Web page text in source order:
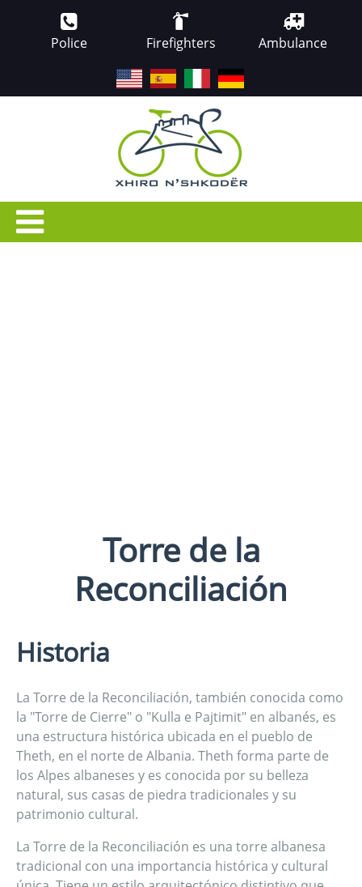
Police Firefighters Ambulance
Torre de la
Reconciliación
Historia
La Torre de la Reconciliación, también conocida como
la "Torre de Cierre" o "Kulla e Pajtimit" en albanés, es
una estructura histórica ubicada en el pueblo de
Theth, en el norte de Albania. Theth forma parte de
los Alpes albaneses y es conocida por su belleza
natural, sus casas de piedra tradicionales y su
patrimonio cultural.
La Torre de la Reconciliación es una torre albanesa
tradicional con una importancia histórica y cultural